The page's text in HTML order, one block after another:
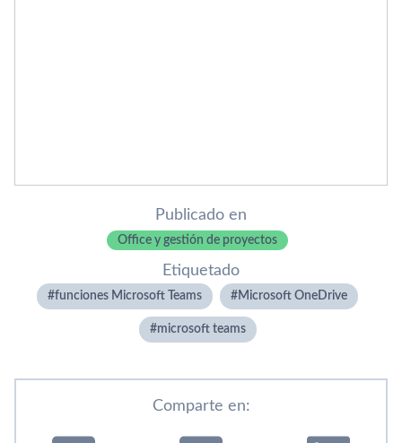
Publicado en
Office y gestión de proyectos
Etiquetado
funciones Microsoft Teams Microsoft OneDrive
microsoft teams
Comparte en: